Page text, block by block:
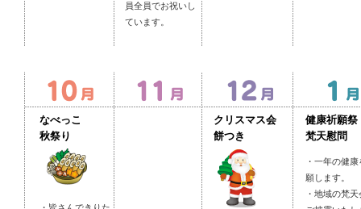
員全員でお祝いし
ています。
なべっこ
秋祭り
クリスマス会
餅つき
健康祈願祭
梵天慰問
・一年の健康
願します。
・地域の梵天